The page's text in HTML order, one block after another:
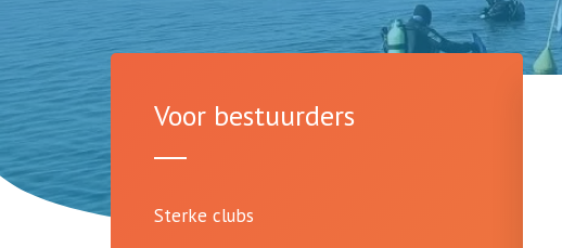
Voor bestuurders
Sterke clubs